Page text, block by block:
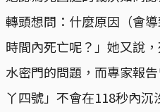
轉頭想問：什麼原因（會
時間內死亡呢？」她又說
水密門的問題，而專家報
丫四號」不會在118秒內